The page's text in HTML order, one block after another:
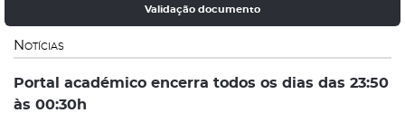
Validação documento
Notícias
Portal académico encerra todos os dias das 23:50
às 00:30h